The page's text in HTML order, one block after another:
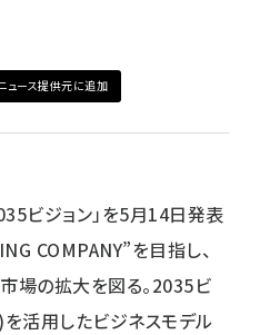
ュース提供元に追加
ビジョン」を5月14日発表
COMPANY”を目指し、
場の拡大を図る。2035ビ
活用したビジネスモデル